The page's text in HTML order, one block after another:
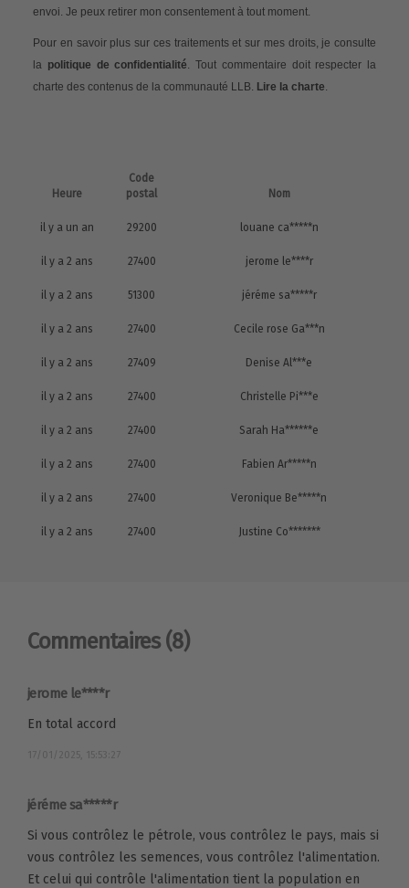
envoi. Je peux retirer mon consentement à tout moment.
Pour en savoir plus sur ces traitements et sur mes droits, je consulte
la politique de confidentialité . Tout commentaire doit respecter la
charte des contenus de la communauté LLB. Lire la charte
Heure
Code
postal
Nom
il y a un an 29200 louane ca*****n
il y a 2 ans 27400 jerome le****r
il y a 2 ans 51300 jéréme sa*****r
il y a 2 ans 27400 Cecile rose Ga***n
il y a 2 ans 27409 Denise Al***e
il y a 2 ans 27400 Christelle Pi***e
il y a 2 ans 27400 Sarah Ha******e
il y a 2 ans 27400 Fabien Ar*****n
il y a 2 ans 27400 Veronique Be*****n
il y a 2 ans 27400 Justine Co*******
Commentaires (8)
jerome le****r
En total accord
17/01/2025, 15:53:27
jéréme sa*****r
Si vous contrôlez le pétrole, vous contrôlez le pays, mais si
vous contrôlez les semences, vous contrôlez l'alimentation.
Et celui qui contrôle l'alimentation tient la population en